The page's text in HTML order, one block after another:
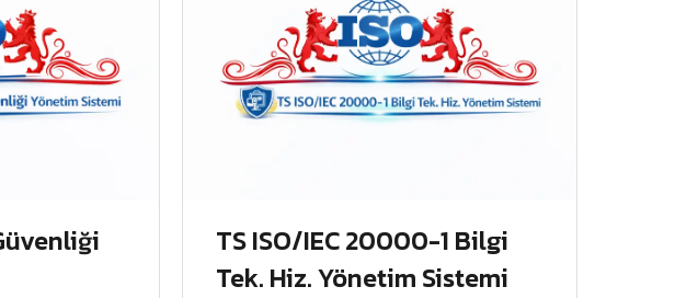
TS ISO/IEC 20000-1 Bilgi
Tek. Hiz. Yönetim Sistemi